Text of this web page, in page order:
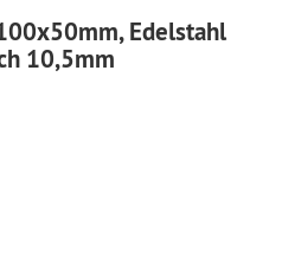
Edelstahl
10,5mm